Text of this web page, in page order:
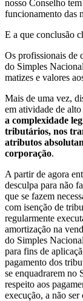
nosso Conselho
funcionamento das
E a que conclusão
Os profissionais de
do Simples
matizes e valores
Mais de uma vez,
em atividade de alto
a complexidade
tributários, nos
atributos
corporação.
A partir de agora
desculpa para não
que se fazem
com isenção de
regularmente
amortização na
do Simples
para fins de
pagamento dos
se enquadrarem no
respeito aos
execução, a não